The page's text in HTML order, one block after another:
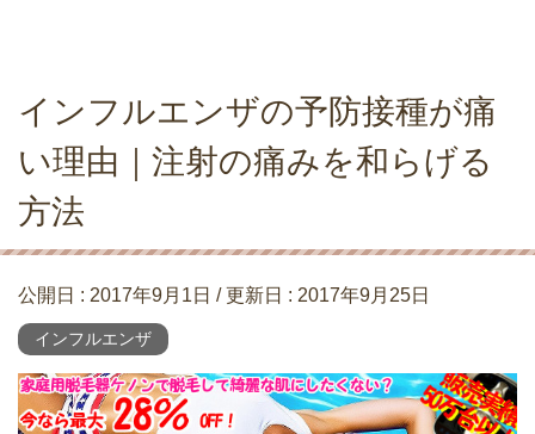
インフルエンザの予防接種が痛
い理由｜注射の痛みを和らげる
方法
公開日 : 2017年9月1日 / 更新日 : 2017年9月25日
インフルエンザ